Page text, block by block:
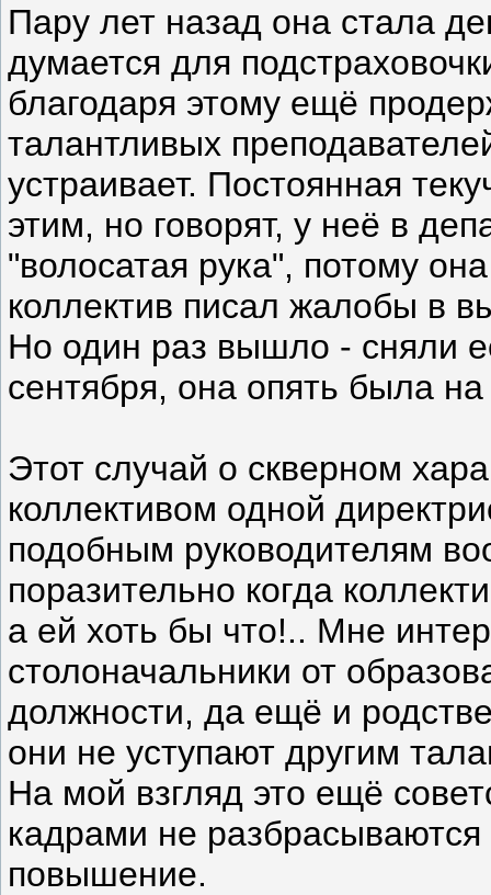
Пару лет назад она стала
думается для
благодаря этому ещё
талантливых
устраивает. Постоянная
этим, но говорят, у неё в
"волосатая рука", потому
коллектив писал жалобы в
Но один раз вышло - сняли
сентября, она опять была
Этот случай о скверном
коллективом одной
подобным руководителям
поразительно когда
а ей хоть бы что!.. Мне
столоначальники от
должности, да ещё и
они не уступают другим
На мой взгляд это ещё
кадрами не разбрасываются
повышение.